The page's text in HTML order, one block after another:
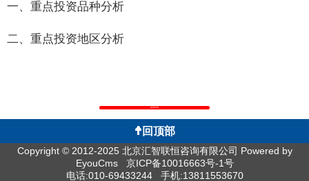
一、重点投资品种分析
二、重点投资地区分析
返回列表
回顶部
Copyright © 2012-2025 北京汇智联恒咨询有限公司 Powered by
EyouCms
京ICP备10016663号-1号
电话:010-69433244 手机:13811553670